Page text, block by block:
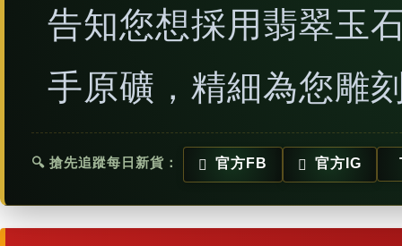
告知您想採用翡翠玉
手原礦，精細為您雕
🔍 搶先追蹤每日新貨： 官方FB 官方IG